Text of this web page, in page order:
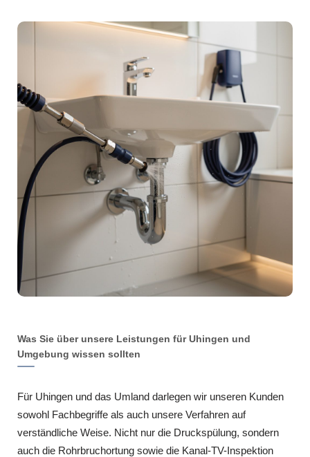
Was Sie über unsere Leistungen für Uhingen und
Umgebung wissen sollten
Für Uhingen und das Umland darlegen wir unseren Kunden
sowohl Fachbegriffe als auch unsere Verfahren auf
verständliche Weise. Nicht nur die Druckspülung, sondern
auch die Rohrbruchortung sowie die Kanal-TV-Inspektion